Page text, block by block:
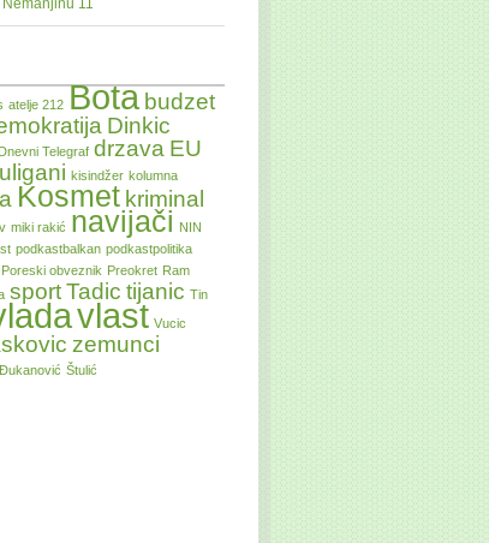
11
atelje 212 Bota budzet
Dinkic
Dnevni Telegraf drzava EU
kisindžer kolumna
Kosmet kriminal
miki rakić navijači NIN
podkastbalkan podkastpolitika
Poreski obveznik Preokret Ram
sportTadic tijanic Tin
vlast Vucic
zemunci
Đukanović Štulić